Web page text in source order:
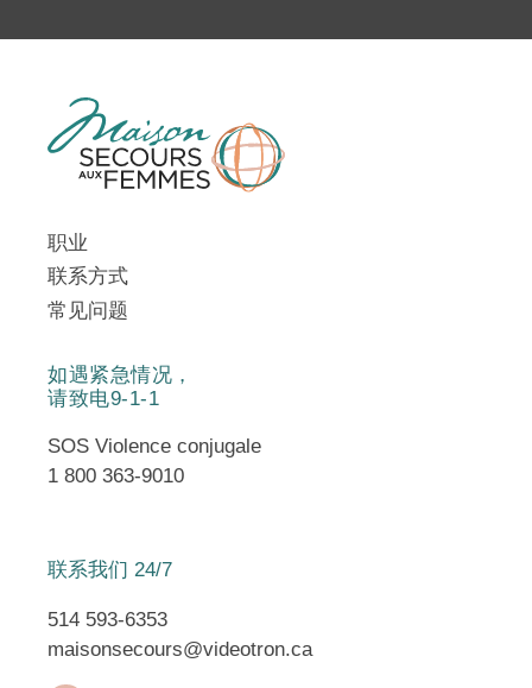
职业
联系方式
常见问题
如遇紧急情况，
请致电9-1-1
SOS Violence conjugale
1 800 363-9010
联系我们 24/7
514 593-6353
maisonsecours@videotron.ca